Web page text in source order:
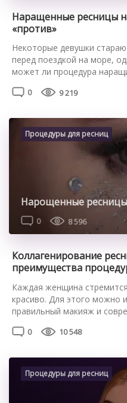
Наращенные ресницы
«против»
Некоторые девушки
перед поездкой на море,
может ли процедура
ресницы перед поездкой
воздействуя на клей,
результате чего
0 9 219
Процедуры для ресниц
Нарощенные ресницы
0 8 596
Коллагенирование
преимущества
Каждая женщина
красиво. Для этого можно
правильный макияж и
ресниц – это простая, но
подробнее разобраться с
плюсами и минусами.
Коллагенирование ресниц
салонах красоты или
0 10 548
Процедуры для ресниц